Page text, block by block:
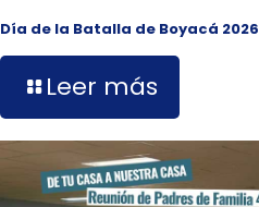
Día de la Batalla de Boyacá 2026
Leer más